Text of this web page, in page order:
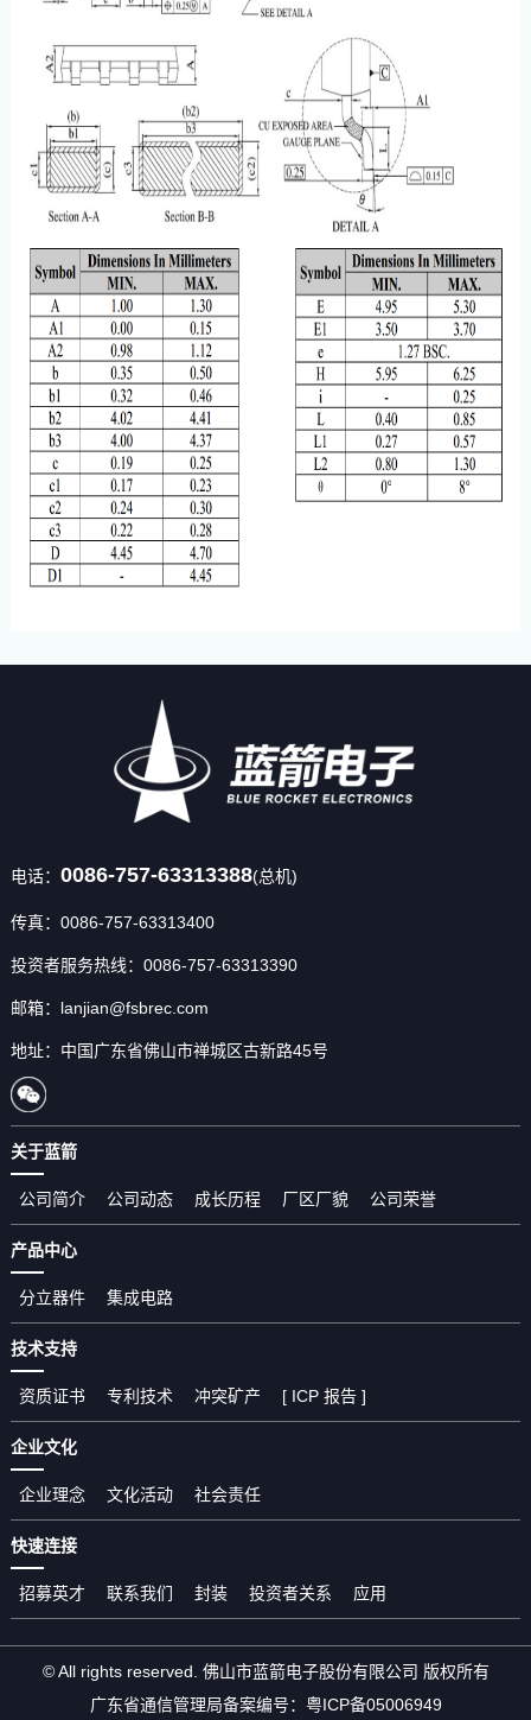
电话： 0086-757-63313388(总机)
传真：0086-757-63313400
投资者服务热线：0086-757-63313390
邮箱：lanjian@fsbrec.com
地址：中国广东省佛山市禅城区古新路45号
关于蓝箭
公司简介 公司动态 成长历程 厂区厂貌 公司荣誉
产品中心
分立器件 集成电路
技术支持
资质证书 专利技术 冲突矿产 [ ICP 报告 ]
企业文化
企业理念 文化活动 社会责任
快速连接
招募英才 联系我们 封装 投资者关系 应用
© All rights reserved. 佛山市蓝箭电子股份有限公司 版权所有
广东省通信管理局备案编号： 粤ICP备05006949